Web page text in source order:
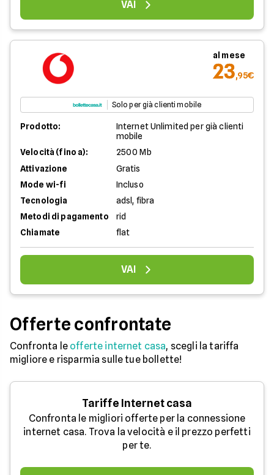
VAI
al mese
23,95€
Solo per già clienti mobile
Prodotto:
Internet Unlimited per già clienti
mobile
Velocità (fino a):
2500 Mb
Attivazione
Gratis
Mode wi-fi
Incluso
Tecnologia
adsl, fibra
Metodi di pagamento
rid
Chiamate
flat
VAI
Offerte confrontate
Confronta le offerte internet casa, scegli la tariffa
migliore e risparmia sulle tue bollette!
Tariffe Internet casa
Confronta le migliori offerte per la connessione
internet casa. Trova la velocità e il prezzo perfetti
per te.